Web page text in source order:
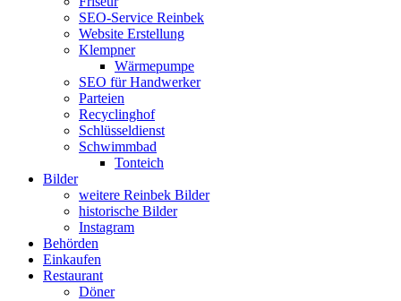
SEO-Service Reinbek
Website Erstellung
Klempner
Wärmepumpe
SEO für Handwerker
Parteien
Recyclinghof
Schlüsseldienst
Schwimmbad
Tonteich
Bilder
weitere Reinbek Bilder
historische Bilder
Instagram
Behörden
Einkaufen
Restaurant
Döner